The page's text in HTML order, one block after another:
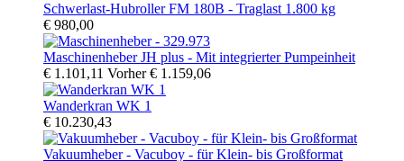
Schwerlast-Hubroller FM 180B - Traglast 1.800 kg
€ 980,00
Maschinenheber JH plus - Mit integrierter Pumpeinheit
€ 1.101,11 Vorher€ 1.159,06
Wanderkran WK 1
€ 10.230,43
Vakuumheber - Vacuboy - für Klein- bis Großformat